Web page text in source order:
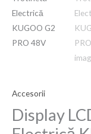
Accesorii
Display
Electrică
KUGOO
G2
PRO